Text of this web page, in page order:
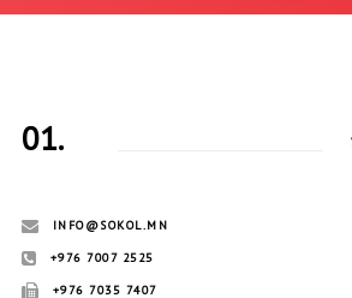
01.
INFO@SOKOL.MN
+976 7007 2525
+976 7035 7407